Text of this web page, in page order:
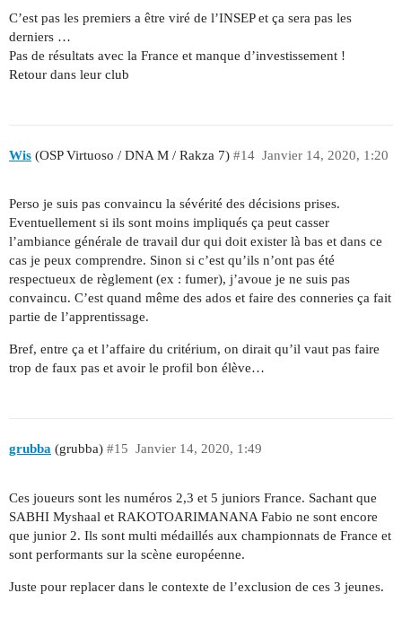
C’est pas les premiers a être viré de l’INSEP et ça sera pas les
derniers …
Pas de résultats avec la France et manque d’investissement !
Retour dans leur club
Wis (OSP Virtuoso / DNA M / Rakza 7) Janvier 14, 2020, 1:20
#14
Perso je suis pas convaincu la sévérité des décisions prises.
Eventuellement si ils sont moins impliqués ça peut casser
l’ambiance générale de travail dur qui doit exister là bas et dans ce
cas je peux comprendre. Sinon si c’est qu’ils n’ont pas été
respectueux de règlement (ex : fumer), j’avoue je ne suis pas
convaincu. C’est quand même des ados et faire des conneries ça fait
partie de l’apprentissage.
Bref, entre ça et l’affaire du critérium, on dirait qu’il vaut pas faire
trop de faux pas et avoir le profil bon élève…
grubba (grubba) Janvier 14, 2020, 1:49
#15
Ces joueurs sont les numéros 2,3 et 5 juniors France. Sachant que
SABHI Myshaal et RAKOTOARIMANANA Fabio ne sont encore
que junior 2. Ils sont multi médaillés aux championnats de France et
sont performants sur la scène européenne.
Juste pour replacer dans le contexte de l’exclusion de ces 3 jeunes.